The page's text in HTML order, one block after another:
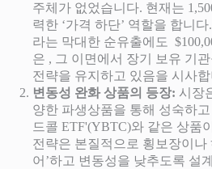
주체가 없었습니다. 현재는
력한 ‘가격 하단’ 역할을 합니
라는 막대한 순유출에도
은 , 그 이면에서 장기 보유 기
전략을 유지하고 있음을 시사
변동성 완화 상품의 등장: 시장
양한 파생상품을 통해 성숙하
드콜 ETF'(YBTC)와 같은 상품
전략은 본질적으로 횡보장이나
어’하고 변동성을 낮추도록 설